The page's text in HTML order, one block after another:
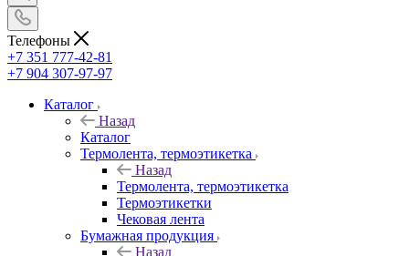
Телефоны
+7 351 777-42-81
+7 904 307-97-97
Каталог
Назад
Каталог
Термолента, термоэтикетка
Назад
Термолента, термоэтикетка
Термоэтикетки
Чековая лента
Бумажная продукция
Назад